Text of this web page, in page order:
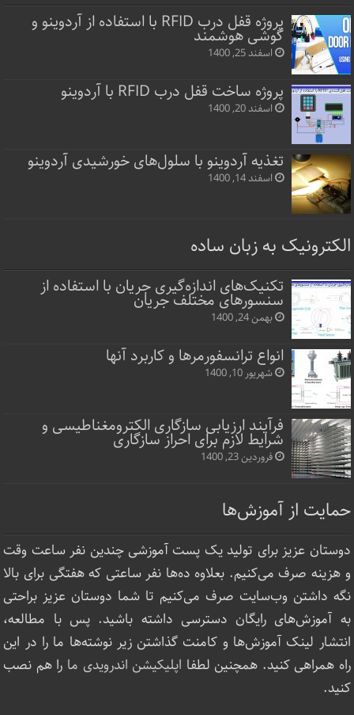
پروژه قفل‌ درب RFID با استفاده از آردوینو و
گوشی هوشمند
اسفند 25, 1400
پروژه ساخت قفل‌ درب RFID با آردوینو
اسفند 20, 1400
تغذیه آردوینو با سلول‌های خورشیدی آردوینو
اسفند 14, 1400
الکترونیک به زبان ساده
تکنیک‌های اندازه‌گیری جریان با استفاده از
سنسورهای مختلف جریان
بهمن 24, 1400
انواع ترانسفورمرها و کاربرد آنها
شهریور 10, 1400
فرآیند ارزیابی سازگاری الکترومغناطیسی و
شرایط لازم برای احراز سازگاری
فروردین 23, 1400
حمایت از آموزش‌ها
دوستان عزیز برای تولید یک پست آموزشی چندین نفر ساعت‌ وقت
و هزینه صرف می‌کنیم. بعلاوه ده‌ها نفر ساعتی که هفتگی برای بالا
نگه داشتن وب‌سایت صرف ‌می‌کنیم تا شما دوستان عزیز براحتی
به آموزش‌های رایگان دسترسی داشته باشید. پس با مطالعه،
انتشار لینک‌ آموزش‌ها و کامنت گذاشتن زیر نوشته‌‌ها ما را در این
راه همراهی کنید. همچنین لطفا اپلیکیشن اندرویدی ما را هم نصب
کنید.